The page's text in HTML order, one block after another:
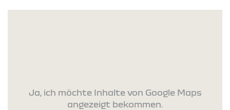
Ja, ich möchte Inhalte von Google Maps
angezeigt bekommen.